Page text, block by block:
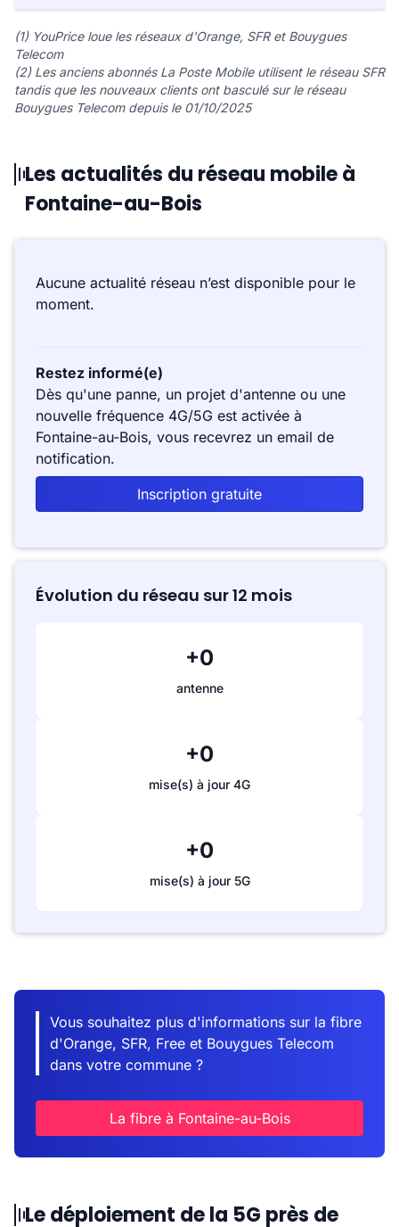
(1) YouPrice loue les réseaux d'Orange, SFR et Bouygues
Telecom
(2) Les anciens abonnés La Poste Mobile utilisent le réseau SFR
tandis que les nouveaux clients ont basculé sur le réseau
Bouygues Telecom depuis le 01/10/2025
Les actualités du réseau mobile à
Fontaine-au-Bois
Aucune actualité réseau n’est disponible pour le
moment.
Restez informé(e)
Dès qu'une panne, un projet d'antenne ou une
nouvelle fréquence 4G/5G est activée à
Fontaine-au-Bois, vous recevrez un email de
notification.
Inscription gratuite
Évolution du réseau sur 12 mois
+0
antenne
+0
mise(s) à jour 4G
+0
mise(s) à jour 5G
Vous souhaitez plus d'informations sur la fibre
d'Orange, SFR, Free et Bouygues Telecom
dans votre commune ?
La fibre à Fontaine-au-Bois
Le déploiement de la 5G près de